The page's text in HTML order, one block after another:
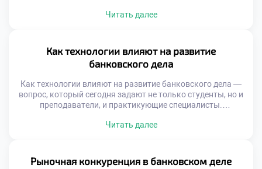
спектр деятельности. Она требует точности,
выпускников экономических вузов, но и у молодёжи,
выбирающей […]
Читать далее
Как технологии влияют на развитие
банковского дела
Как технологии влияют на развитие банковского дела —
вопрос, который сегодня задают не только студенты, но и
преподаватели, и практикующие специалисты.
Раньше клиенты часами стояли в очередях, заполняли
приложении, без визита в отделение. Эта […]
Читать далее
Рыночная конкуренция в банковском деле